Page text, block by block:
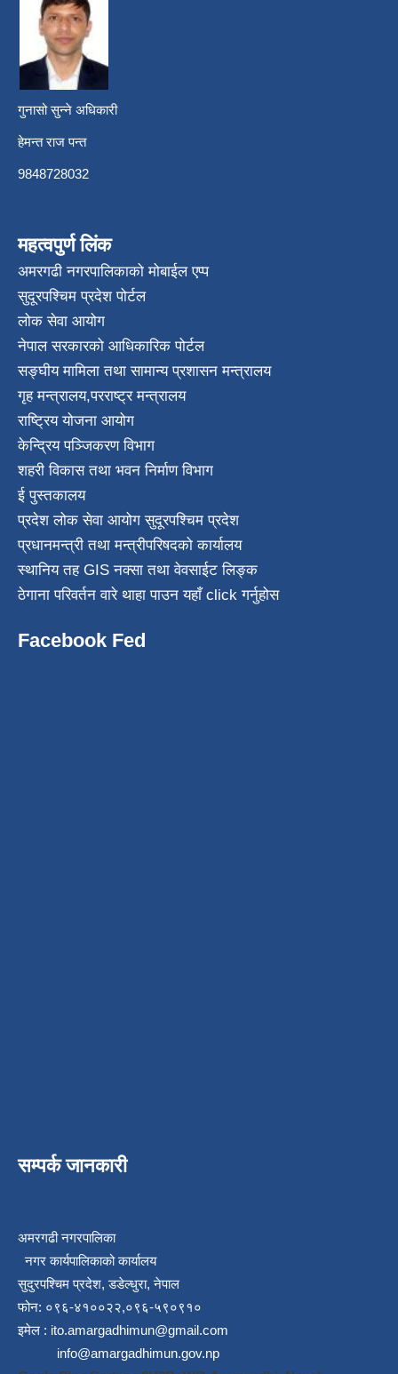
गुनासो सुन्ने अधिकारी
हेमन्त राज पन्त
9848728032
महत्वपुर्ण लिंक
अमरगढी नगरपालिकाको मोबाईल एप्प
सुदूरपश्चिम प्रदेश पोर्टल
लोक सेवा आयोग
नेपाल सरकारको आधिकारिक पोर्टल
सङ्घीय मामिला तथा सामान्य प्रशासन मन्त्रालय
गृह मन्त्रालय,परराष्ट्र मन्त्रालय
राष्ट्रिय योजना आयोग
केन्द्रिय पञ्जिकरण विभाग
शहरी विकास तथा भवन निर्माण विभाग
ई पुस्तकालय
प्रदेश लोक सेवा आयोग सुदूरपश्चिम प्रदेश
प्रधानमन्त्री तथा मन्त्रीपरिषदको कार्यालय
स्थानिय तह GIS नक्सा तथा वेवसाईट लिङ्क
ठेगाना परिवर्तन वारे थाहा पाउन यहाँ click गर्नुहोस
Facebook Fed
सम्पर्क जानकारी
अमरगढी नगरपालिका
नगर कार्यपालिकाको कार्यालय
सुदुरपश्चिम प्रदेश, डडेल्धुरा, नेपाल
फोन: ०९६-४१००२२,०९६-५९०९१०
इमेल : ito.amargadhimun@gmail.com
info@amargadhimun.gov.np